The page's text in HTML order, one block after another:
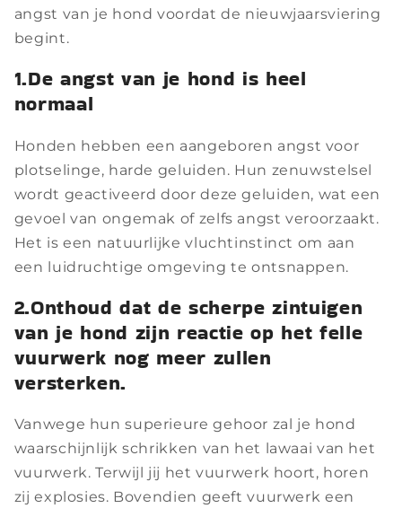
angst van je hond voordat de nieuwjaarsviering
begint.
1.De angst van je hond is heel
normaal
Honden hebben een aangeboren angst voor
plotselinge, harde geluiden. Hun zenuwstelsel
wordt geactiveerd door deze geluiden, wat een
gevoel van ongemak of zelfs angst veroorzaakt.
Het is een natuurlijke vluchtinstinct om aan
een luidruchtige omgeving te ontsnappen.
2.Onthoud dat de scherpe zintuigen
van je hond zijn reactie op het felle
vuurwerk nog meer zullen
versterken.
Vanwege hun superieure gehoor zal je hond
waarschijnlijk schrikken van het lawaai van het
vuurwerk. Terwijl jij het vuurwerk hoort, horen
zij explosies. Bovendien geeft vuurwerk een